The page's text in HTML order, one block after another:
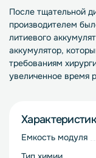
После тщательной
производителем
литиевого
аккумулятор,
требованиям
увеличенное время
Емкость модуля